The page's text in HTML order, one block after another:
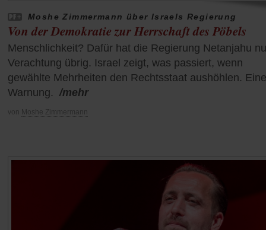
Moshe Zimmermann über Israels Regierung
Von der Demokratie zur Herrschaft des Pöbels
Menschlichkeit? Dafür hat die Regierung Netanjahu
Verachtung übrig. Israel zeigt, was passiert, wenn
gewählte Mehrheiten den Rechtsstaat aushöhlen. Eine
Warnung. /mehr
von Moshe Zimmermann